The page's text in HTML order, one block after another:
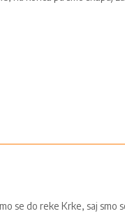
se do reke Krke, saj smo